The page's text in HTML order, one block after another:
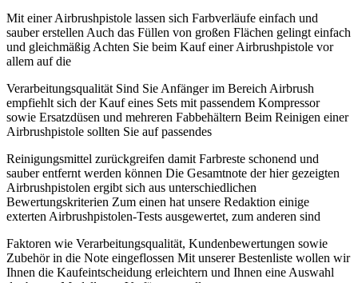
Mit einer Airbrushpistole lassen sich Farbverläufe einfach und
sauber erstellen Auch das Füllen von großen Flächen gelingt einfach
und gleichmäßig Achten Sie beim Kauf einer Airbrushpistole vor
allem auf die
Verarbeitungsqualität Sind Sie Anfänger im Bereich Airbrush
empfiehlt sich der Kauf eines Sets mit passendem Kompressor
sowie Ersatzdüsen und mehreren Fabbehältern Beim Reinigen einer
Airbrushpistole sollten Sie auf passendes
Reinigungsmittel zurückgreifen damit Farbreste schonend und
sauber entfernt werden können Die Gesamtnote der hier gezeigten
Airbrushpistolen ergibt sich aus unterschiedlichen
Bewertungskriterien Zum einen hat unsere Redaktion einige
exterten Airbrushpistolen-Tests ausgewertet, zum anderen sind
Faktoren wie Verarbeitungsqualität, Kundenbewertungen sowie
Zubehör in die Note eingeflossen Mit unserer Bestenliste wollen wir
Ihnen die Kaufeintscheidung erleichtern und Ihnen eine Auswahl